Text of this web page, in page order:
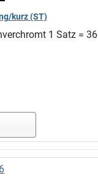
kurz (ST)
1 Satz = 36